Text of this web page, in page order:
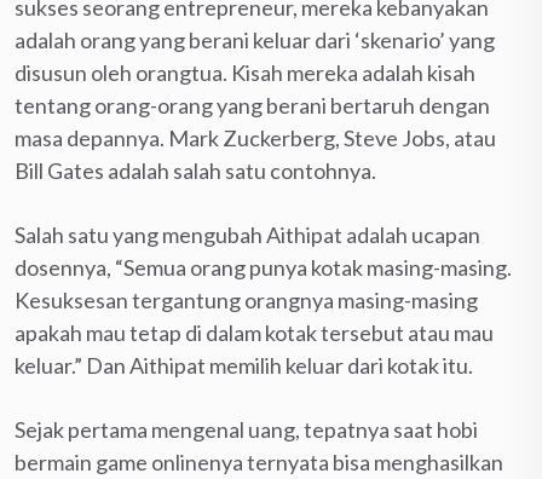
sukses seorang entrepreneur, mereka kebanyakan
adalah orang yang berani keluar dari ‘skenario’ yang
disusun oleh orangtua. Kisah mereka adalah kisah
tentang orang-orang yang berani bertaruh dengan
masa depannya. Mark Zuckerberg, Steve Jobs, atau
Bill Gates adalah salah satu contohnya.
Salah satu yang mengubah Aithipat adalah ucapan
dosennya, “Semua orang punya kotak masing-masing.
Kesuksesan tergantung orangnya masing-masing
apakah mau tetap di dalam kotak tersebut atau mau
keluar.” Dan Aithipat memilih keluar dari kotak itu.
Sejak pertama mengenal uang, tepatnya saat hobi
bermain game onlinenya ternyata bisa menghasilkan